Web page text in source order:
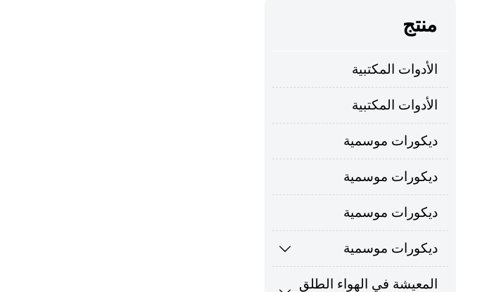
منتج
الأدوات المكتبية
الأدوات المكتبية
ديكورات موسمية
ديكورات موسمية
ديكورات موسمية
ديكورات موسمية 
المعيشة في الهواء الطلق